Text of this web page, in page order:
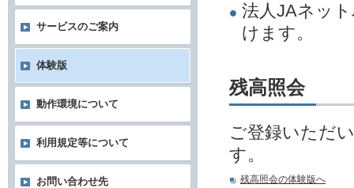
法人JAネッ
けます。
残高照会
ご登録いただ
す。
残高照会の体験版へ
サービスのご案内
体験版
動作環境について
利用規定等について
お問い合わせ先